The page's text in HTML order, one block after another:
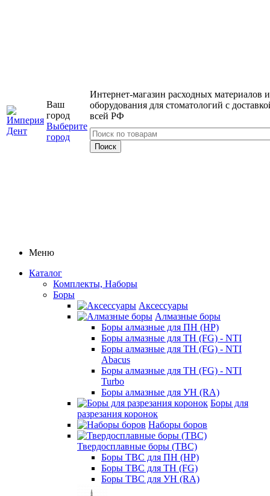
Ваш
город
Выберите
город
Интернет-магазин расходных материалов и
оборудования для стоматологий с
всей РФ
Меню
Каталог
Комплекты, Наборы
Боры
Аксессуары
Алмазные боры
Боры алмазные для ПН (HP)
Боры алмазные для ТН (FG) - NTI
Боры алмазные для ТН (FG) - NTI
Abacus
Боры алмазные для ТН (FG) - NTI
Turbo
Боры алмазные для УН (RA)
Боры для
разрезания коронок
Наборы боров
Твердосплавные боры (ТВС)
Боры ТВС для ПН (HP)
Боры ТВС для ТН (FG)
Боры ТВС для УН (RA)